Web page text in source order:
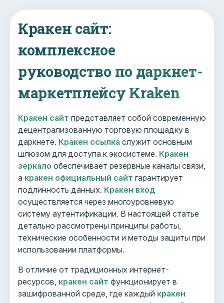
Кракен сайт:
комплексное
руководство по даркнет-
маркетплейсу Kraken
Кракен сайт представляет собой современную
децентрализованную торговую площадку в
даркнете. Кракен ссылка служит основным
шлюзом для доступа к экосистеме. Кракен
зеркало обеспечивает резервные каналы связи,
а кракен официальный сайт гарантирует
подлинность данных. Кракен вход
осуществляется через многоуровневую
систему аутентификации. В настоящей статье
детально рассмотрены принципы работы,
технические особенности и методы защиты при
использовании платформы.
В отличие от традиционных интернет-
ресурсов, кракен сайт функционирует в
зашифрованной среде, где каждый кракен